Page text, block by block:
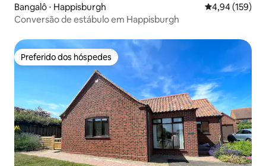
Bangalô ⋅ Happisburgh 4,94 de uma
4,94 (159)
Conversão de estábulo em Happisburgh
Preferido dos hóspedes
Preferido dos hóspedes